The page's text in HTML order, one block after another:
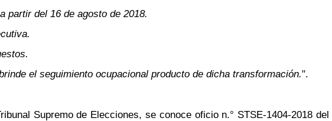
partir del 16 de agosto de 2018.
el seguimiento ocupacional producto de dicha transformación.".
Supremo de Elecciones, se conoce oficio n.° STSE-1404-2018 del